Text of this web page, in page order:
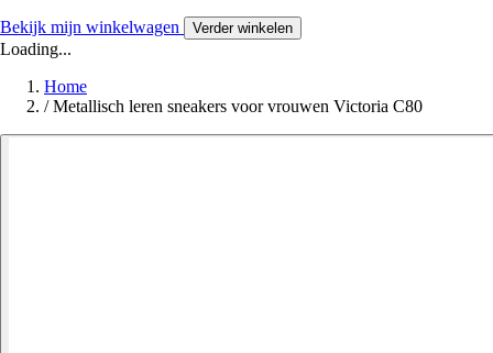
Bekijk mijn winkelwagen Verder winkelen
Loading...
Home
/ Metallisch leren sneakers voor vrouwen Victoria C80